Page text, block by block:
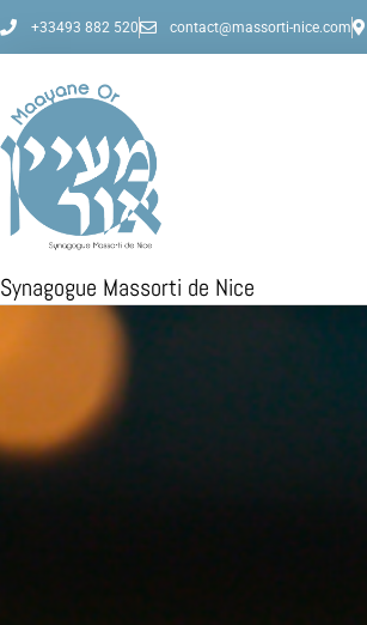
+33493 882 520 contact@massorti-nice.com
Synagogue Massorti de Nice